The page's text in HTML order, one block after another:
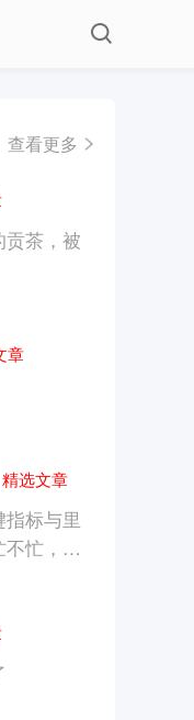
查看更多
茶，被
章
精选文章
标与里
忙，要